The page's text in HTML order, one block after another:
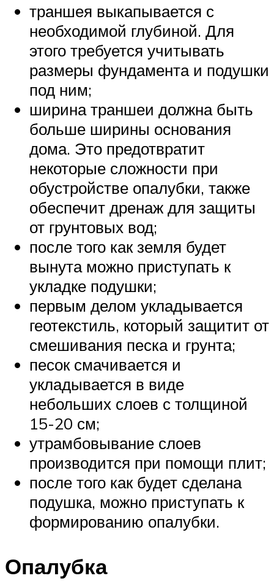
траншея выкапывается с
необходимой глубиной. Для
этого требуется учитывать
размеры фундамента и подушки
под ним;
ширина траншеи должна быть
больше ширины основания
дома. Это предотвратит
некоторые сложности при
обустройстве опалубки, также
обеспечит дренаж для защиты
от грунтовых вод;
после того как земля будет
вынута можно приступать к
укладке подушки;
первым делом укладывается
геотекстиль, который защитит от
смешивания песка и грунта;
песок смачивается и
укладывается в виде
небольших слоев с толщиной
15-20 см;
утрамбовывание слоев
производится при помощи плит;
после того как будет сделана
подушка, можно приступать к
формированию опалубки.
Опалубка